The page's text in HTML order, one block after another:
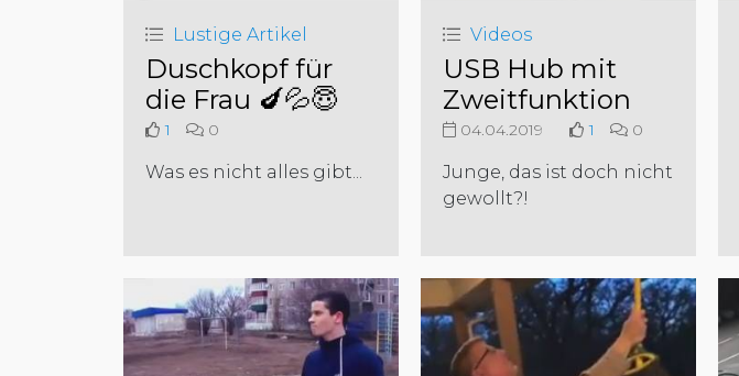
Lustige Artikel
Duschkopf für
die Frau 🍆💦😇
1 0
Was es nicht alles gibt...
Videos
USB Hub mit
Zweitfunktion
04.04.2019 1 0
Junge, das ist doch nicht
gewollt?!